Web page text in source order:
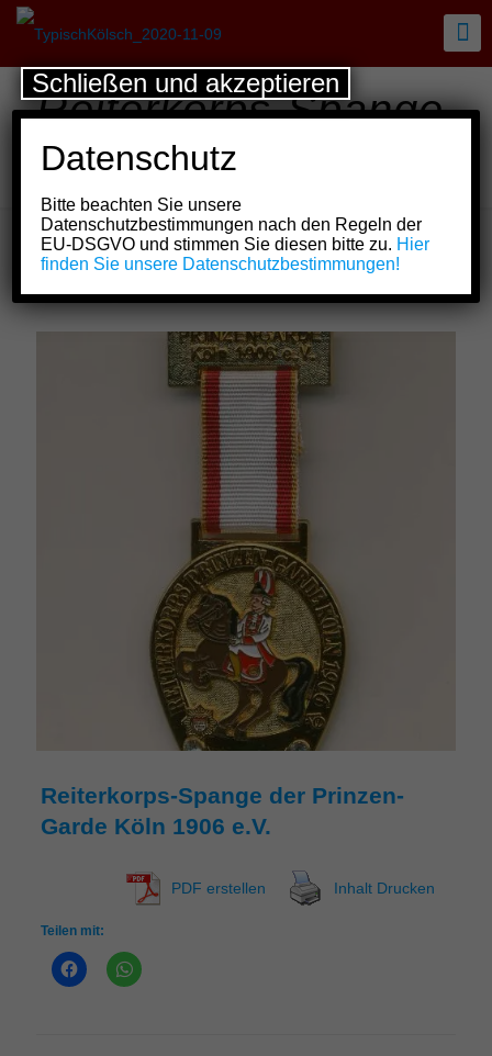
Reiterkorps-Spange
der Prinzen-Garde
Köln 1906 e.V.
Reiterkorps-Spange der Prinzen-
Garde Köln 1906 e.V.
PDF erstellen Inhalt Drucken
Teilen mit:
Datenschutz
Bitte beachten Sie unsere
Datenschutzbestimmungen nach den Regeln der
EU-DSGVO und stimmen Sie diesen bitte zu. Hier
finden Sie unsere Datenschutzbestimmungen!
Schließen und akzeptieren